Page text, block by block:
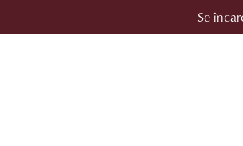
Se